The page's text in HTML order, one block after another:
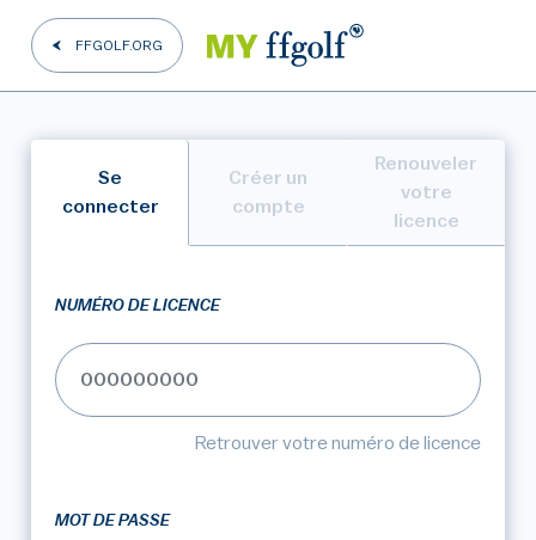
FFGOLF.ORG
Se
connecter
Créer un
compte
Renouveler
votre
licence
NUMÉRO DE LICENCE
Retrouver votre numéro de licence
MOT DE PASSE